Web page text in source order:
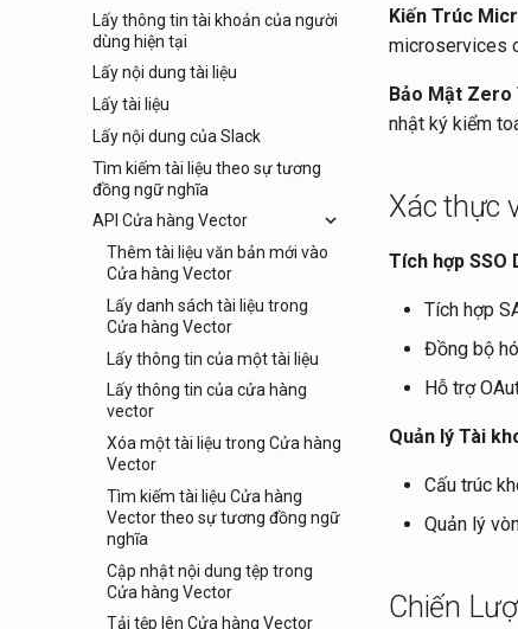
Lấy thông tin tài khoản của người
dùng hiện tại
Lấy nội dung tài liệu
Lấy tài liệu
Lấy nội dung của Slack
Tìm kiếm tài liệu theo sự tương
đồng ngữ nghĩa
API Cửa hàng Vector
Thêm tài liệu văn bản mới vào
Cửa hàng Vector
Lấy danh sách tài liệu trong
Cửa hàng Vector
Lấy thông tin của một tài liệu
Lấy thông tin của cửa hàng
vector
Xóa một tài liệu trong Cửa hàng
Vector
Tìm kiếm tài liệu Cửa hàng
Vector theo sự tương đồng ngữ
nghĩa
Cập nhật nội dung tệp trong
Cửa hàng Vector
Tải tệp lên Cửa hàng Vector
Kiến Trúc
microservices
Bảo Mật Zero
nhật ký kiểm
Xác thực
Tích hợp SSO
Tích hợp
Đồng bộ
Hỗ trợ
Quản lý Tài
Cấu trúc
Quản lý
Chiến